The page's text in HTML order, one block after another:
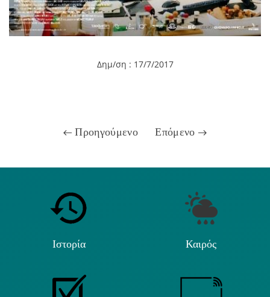
Δημ/ση : 17/7/2017
Προηγούμενο Επόμενο
Ιστορία Καιρός